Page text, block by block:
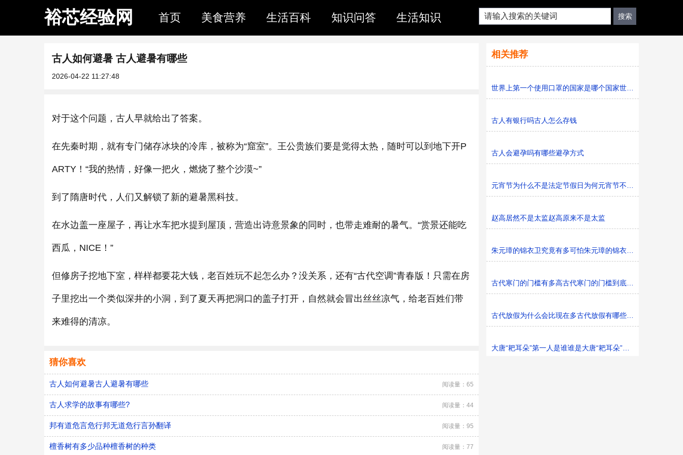
裕芯经验网 首页 美食营养 生活百科 知识问答 生活知识
古人如何避暑 古人避暑有哪些
2026-04-22 11:27:48
对于这个问题，古人早就给出了答案。
在先秦时期，就有专门储存冰块的冷库，被称为“窟室”。王公贵族们要是觉得太热，随时可以到地下开P
ARTY！“我的热情，好像一把火，燃烧了整个沙漠~”
到了隋唐时代，人们又解锁了新的避暑黑科技。
在水边盖一座屋子，再让水车把水提到屋顶，营造出诗意景象的同时，也带走难耐的暑气。“赏景还能吃
西瓜，NICE！”
但修房子挖地下室，样样都要花大钱，老百姓玩不起怎么办？没关系，还有“古代空调”青春版！只需在房
子里挖出一个类似深井的小洞，到了夏天再把洞口的盖子打开，自然就会冒出丝丝凉气，给老百姓们带
来难得的清凉。
猜你喜欢
古人如何避暑古人避暑有哪些 阅读量：65
古人求学的故事有哪些? 阅读量：44
邦有道危言危行邦无道危行言孙翻译 阅读量：95
檀香树有多少品种檀香树的种类 阅读量：77
相关推荐
世界上第一个使用口罩的国家是哪个国家世界上第一只口罩
古人有银行吗古人怎么存钱
古人会避孕吗有哪些避孕方式
元宵节为什么不是法定节假日为何元宵节不是法定节假日
赵高居然不是太监赵高原来不是太监
朱元璋的锦衣卫究竟有多可怕朱元璋的锦衣卫可怕吗
古代寒门的门槛有多高古代寒门的门槛到底有多高
古代放假为什么会比现在多古代放假有哪些节日可放
大唐“耙耳朵”第一人是谁谁是大唐“耙耳朵”第一人